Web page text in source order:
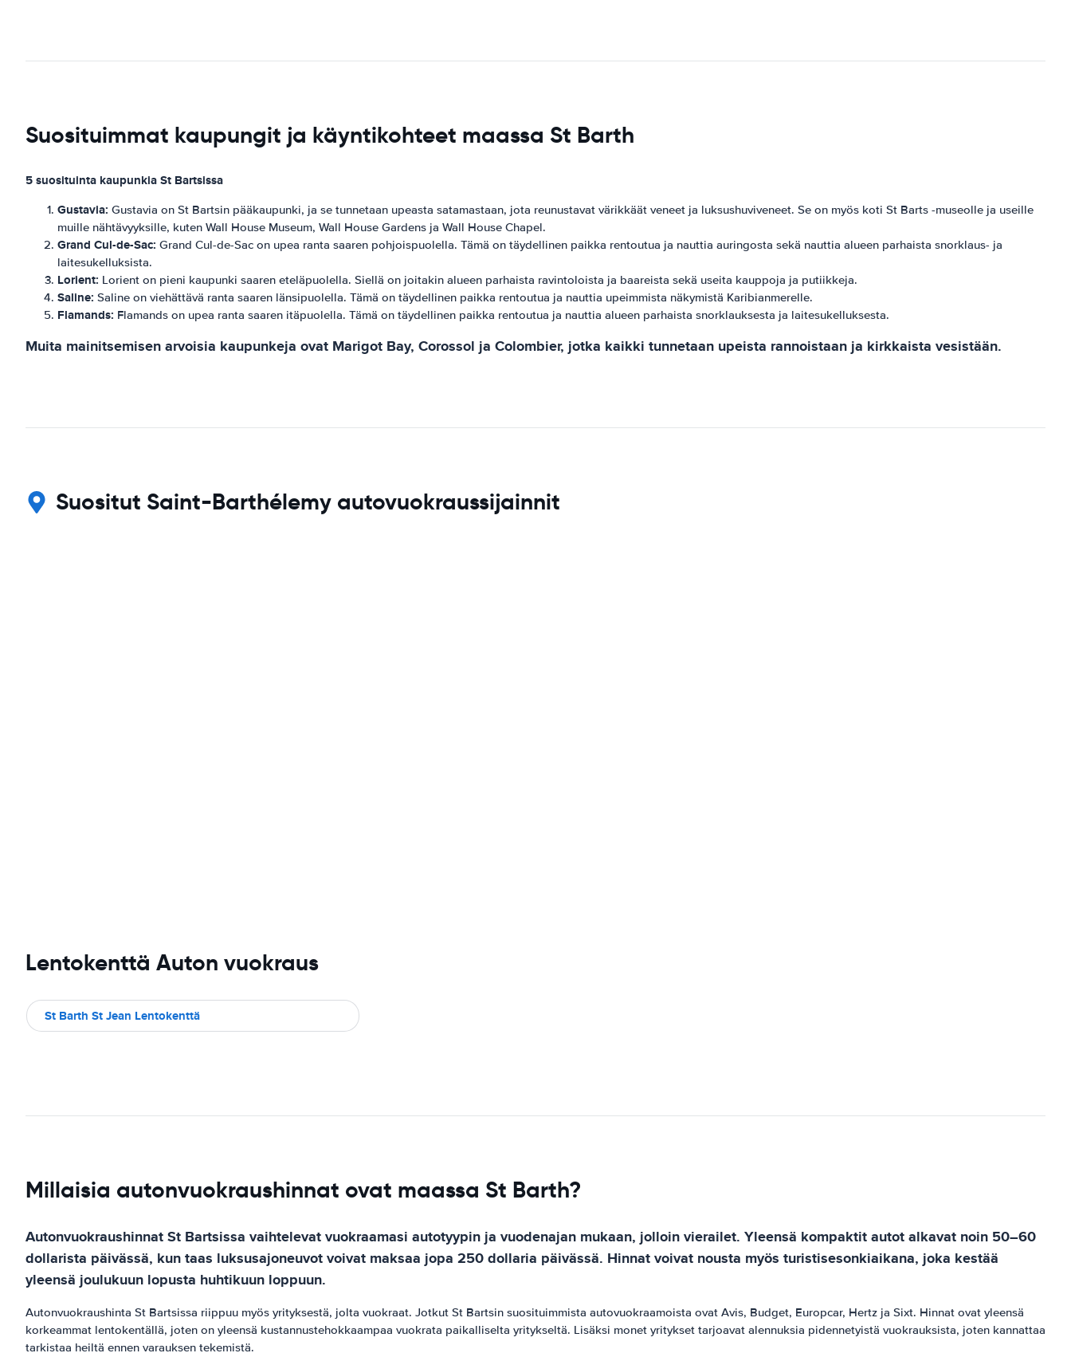
Suosituimmat kaupungit ja käyntikohteet maassa St Barth
5 suosituinta kaupunkia St Bartsissa
Gustavia: Gustavia on St Bartsin pääkaupunki, ja se tunnetaan upeasta satamastaan, jota reunustavat värikkäät veneet ja luksushuviveneet. Se on myös koti St Barts -museolle ja useille
muille nähtävyyksille, kuten Wall House Museum, Wall House Gardens ja Wall House Chapel.
Grand Cul-de-Sac: Grand Cul-de-Sac on upea ranta saaren pohjoispuolella. Tämä on täydellinen paikka rentoutua ja nauttia auringosta sekä nauttia alueen parhaista snorklaus- ja
laitesukelluksista.
Lorient: Lorient on pieni kaupunki saaren eteläpuolella. Siellä on joitakin alueen parhaista ravintoloista ja baareista sekä useita kauppoja ja putiikkeja.
Saline: Saline on viehättävä ranta saaren länsipuolella. Tämä on täydellinen paikka rentoutua ja nauttia upeimmista näkymistä Karibianmerelle.
Flamands: Flamands on upea ranta saaren itäpuolella. Tämä on täydellinen paikka rentoutua ja nauttia alueen parhaista snorklauksesta ja laitesukelluksesta.
Muita mainitsemisen arvoisia kaupunkeja ovat Marigot Bay, Corossol ja Colombier, jotka kaikki tunnetaan upeista rannoistaan ​​ja kirkkaista vesistään.
Suositut Saint-Barthélemy autovuokraussijainnit
Lentokenttä Auton vuokraus
St Barth St Jean Lentokenttä
Millaisia autonvuokraushinnat ovat maassa St Barth?
Autonvuokraushinnat St Bartsissa vaihtelevat vuokraamasi autotyypin ja vuodenajan mukaan, jolloin vierailet. Yleensä kompaktit autot alkavat noin 50–60
dollarista päivässä, kun taas luksusajoneuvot voivat maksaa jopa 250 dollaria päivässä. Hinnat voivat nousta myös turistisesonkiaikana, joka kestää
yleensä joulukuun lopusta huhtikuun loppuun.
Autonvuokraushinta St Bartsissa riippuu myös yrityksestä, jolta vuokraat. Jotkut St Bartsin suosituimmista autovuokraamoista ovat Avis, Budget, Europcar, Hertz ja Sixt. Hinnat ovat yleensä
korkeammat lentokentällä, joten on yleensä kustannustehokkaampaa vuokrata paikalliselta yritykseltä. Lisäksi monet yritykset tarjoavat alennuksia pidennetyistä vuokrauksista, joten kannattaa
tarkistaa heiltä ennen varauksen tekemistä.